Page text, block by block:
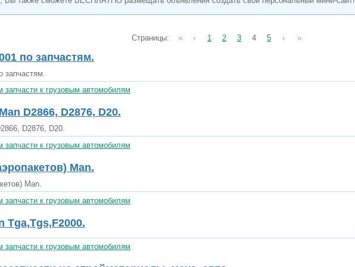
Страницы: 1 2 3 4 5
по запчастям.
запчасти к грузовым автомобилям
D2866, D2876, D20.
D2876, D20.
запчасти к грузовым автомобилям
Man.
Man.
запчасти к грузовым автомобилям
Tga,Tgs,F2000.
запчасти к грузовым автомобилям